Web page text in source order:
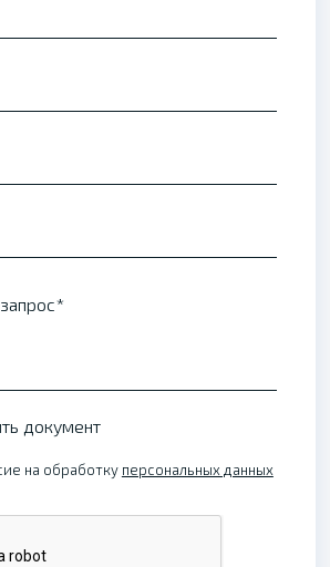
документ
на обработку персональных данных